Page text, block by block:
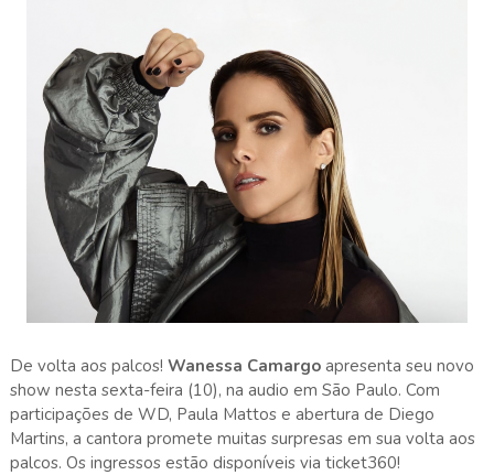
De volta aos palcos! Wanessa Camargoapresenta seu novo
show nesta sexta-feira (10), na audio em São Paulo. Com
participações de WD, Paula Mattos e abertura de Diego
Martins, a cantora promete muitas surpresas em sua volta aos
palcos. Os ingressos estão disponíveis via ticket360!